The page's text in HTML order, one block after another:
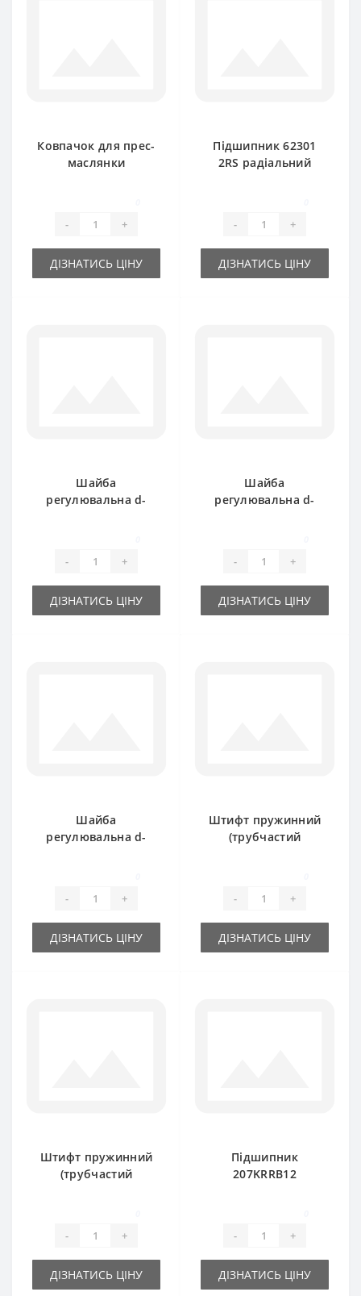
Ковпачок для прес-
маслянки
- +
ДІЗНАТИСЬ ЦІНУ
Підшипник 62301
2RS радіальний
- +
ДІЗНАТИСЬ ЦІНУ
Шайба
регулювальна d-
- +
ДІЗНАТИСЬ ЦІНУ
Шайба
регулювальна d-
- +
ДІЗНАТИСЬ ЦІНУ
Шайба
регулювальна d-
- +
ДІЗНАТИСЬ ЦІНУ
Штифт пружинний
(трубчастий
- +
ДІЗНАТИСЬ ЦІНУ
Штифт пружинний
(трубчастий
- +
ДІЗНАТИСЬ ЦІНУ
Підшипник
207KRRB12
Claas
- +
ДІЗНАТИСЬ ЦІНУ